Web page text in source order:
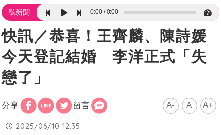
聽新聞 0:00 0:00
快訊／恭喜！王齊麟、陳詩媛
今天登記結婚 李洋正式「失
戀了」
分享 留言 A- A A+
2025/06/10 12:35